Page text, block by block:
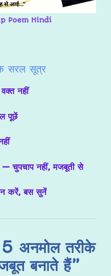
Poem Hindi
सरल सूत्र
नहीं
पूछें
चुपचाप नहीं, मजबूती से
न करें, बस सुनें
5 अनमोल तरीके
बनाते हैं”